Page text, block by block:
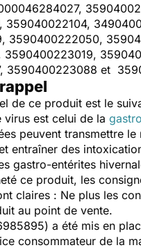
359040022104,
3590400222050,
3590400223019,
3590400223088 et
de ce produit est le
est celui de la
peuvent transmettre le
entraîner des
gastro-entérites
ce produit, les
claires : Ne plus les
au point de vente.
a été mis en
consommateur de la